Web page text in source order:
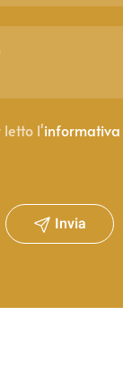
letto l'informativa
Invia